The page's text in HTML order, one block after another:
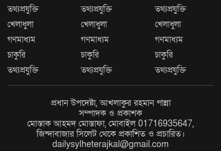
তথ্যপ্রযুক্তি
তথ্যপ্রযুক্তি
তথ্যপ্রযুক্তি
খেলাধুলা
গণমাধ্যম
চাকুরি
তথ্যপ্রযুক্তি
খেলাধুলা
গণমাধ্যম
চাকুরি
তথ্যপ্রযুক্তি
খেলাধুলা
গণমাধ্যম
চাকুরি
তথ্যপ্রযুক্তি
প্রধান উপদেষ্টা, আখলাকুর রহমান পান্না
সম্পাদক ও প্রকাশক
মোস্তাক আহমদ মোস্তাফা, মোবাইল 01716935647,
জিন্দাবাজার সিলেট থেকে প্রকাশিত ও প্রচারিত।
dailysylheterajkal@gmail.com